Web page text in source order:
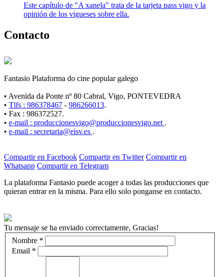
Este capítulo de "A xanela" trata de la tarjeta pass vigo y la
opinión de los vigueses sobre ella.
Contacto
Fantasio Plataforma do cine popular galego
• Avenida da Ponte nº 80 Cabral, Vigo, PONTEVEDRA
• Tlfs : 986378467 - 986266013.
• Fax : 986372527.
• e-mail : produccionesvigo@produccionesvigo.net .
• e-mail : secretaria@eisv.es .
Compartir en Facebook Compartir en Twitter Compartir en
Whatsapp Compartir en Telegram
La plataforma Fantasio puede acoger a todas las producciones que
quieran entrar en la misma. Para ello solo ponganse en contacto.
Tu mensaje se ha enviado correctamente, Gracias!
Nombre *
Email *